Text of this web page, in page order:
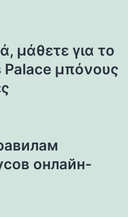
μάθετε για το
Palace μπόνους
онлайн-